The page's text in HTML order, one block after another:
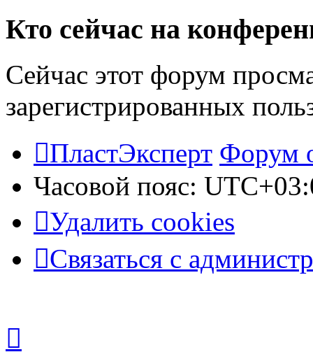
Кто сейчас на
Сейчас этот форум
зарегистрированных
ПластЭксперт Форум
Часовой пояс:
Удалить cookies
Связаться с